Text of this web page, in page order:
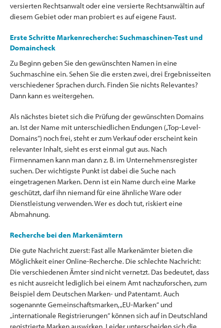
versierten Rechtsanwalt oder eine versierte Rechtsanwältin auf
diesem Gebiet oder man probiert es auf eigene Faust.
Erste Schritte Markenrecherche: Suchmaschinen-Test und
Domaincheck
Zu Beginn geben Sie den gewünschten Namen in eine
Suchmaschine ein. Sehen Sie die ersten zwei, drei Ergebnisseiten
verschiedener Sprachen durch. Finden Sie nichts Relevantes?
Dann kann es weitergehen.
Als nächstes bietet sich die Prüfung der gewünschten Domains
an. Ist der Name mit unterschiedlichen Endungen („Top-Level-
Domains“) noch frei, steht er zum Verkauf oder erscheint kein
relevanter Inhalt, sieht es erst einmal gut aus. Nach
Firmennamen kann man dann z. B. im Unternehmensregister
suchen. Der wichtigste Punkt ist dabei die Suche nach
eingetragenen Marken. Denn ist ein Name durch eine Marke
geschützt, darf ihn niemand für eine ähnliche Ware oder
Dienstleistung verwenden. Wer es doch tut, riskiert eine
Abmahnung.
Recherche bei den Markenämtern
Die gute Nachricht zuerst: Fast alle Markenämter bieten die
Möglichkeit einer Online-Recherche. Die schlechte Nachricht:
Die verschiedenen Ämter sind nicht vernetzt. Das bedeutet, dass
es nicht ausreicht lediglich bei einem Amt nachzuforschen, zum
Beispiel dem Deutschen Marken- und Patentamt. Auch
sogenannte Gemeinschaftsmarken, „EU-Marken“ und
„internationale Registrierungen“ können sich auf in Deutschland
registrierte Marken auswirken. Leider unterscheiden sich die